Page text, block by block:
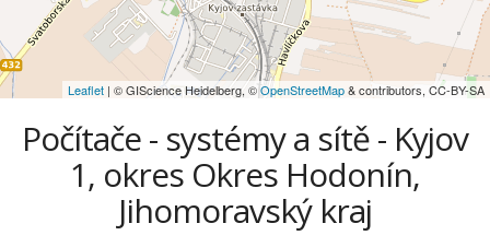
Leaflet | © GIScience Heidelberg, ©OpenStreetMap& contributors, CC-BY-SA
Počítače - systémy a sítě - Kyjov
1, okres Okres Hodonín,
Jihomoravský kraj